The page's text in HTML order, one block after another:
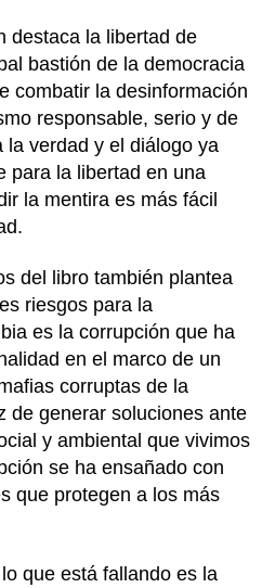
destaca la libertad de
bastión de la democracia
combatir la desinformación
responsable, serio y de
la verdad y el diálogo ya
para la libertad en una
la mentira es más fácil
del libro también plantea
riesgos para la
es la corrupción que ha
en el marco de un
corruptas de la
de generar soluciones ante
y ambiental que vivimos
se ha ensañado con
que protegen a los más
que está fallando es la